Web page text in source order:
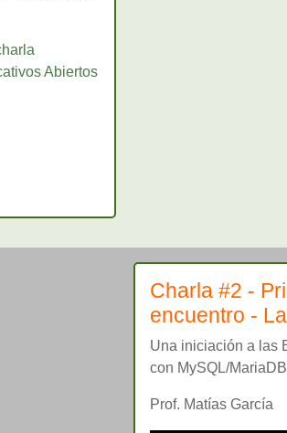
Charla #2 -
encuentro -
Una iniciación a las
con MySQL/MariaDB
Prof. Matías García